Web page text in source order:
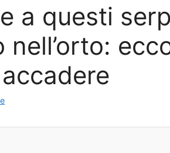
a questi
nell’orto: